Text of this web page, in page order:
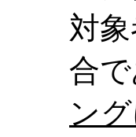
対
合
ン